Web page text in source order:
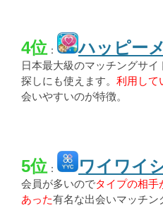
4位 ： ハッピー
日本最大級のマッチングサ
探しにも使えます。 利用して
会いやすいのが特徴。
5位 ： ワイワイ
会員が多いのでタイプの相手
あった有名な出会いマッチン